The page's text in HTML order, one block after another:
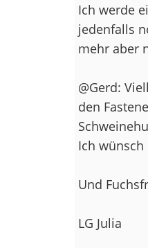
Ich werde
jedenfalls
mehr aber
@Gerd:
den
Ich
Und
LG Julia